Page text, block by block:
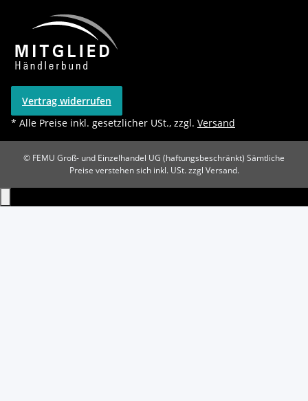
Vertrag widerrufen
* Alle Preise inkl. gesetzlicher USt., zzgl. Versand
© FEMU Groß- und Einzelhandel UG (haftungsbeschränkt) Sämtliche
Preise verstehen sich inkl. USt. zzgl Versand.